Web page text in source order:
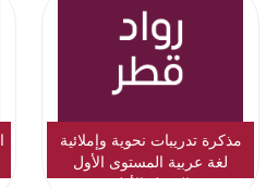
مذكرة تدريبات نحوية وإملائية
لغة عربية المستوى الأول